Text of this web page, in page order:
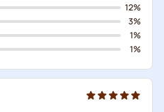
12%
3%
1%
1%